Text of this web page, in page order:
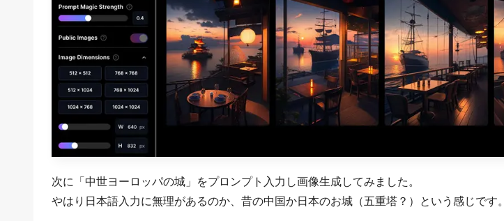
次に「中世ヨーロッパの城」をプロンプト入力し画像生成してみました。
やはり日本語入力に無理があるのか、昔の中国か日本のお城（五重塔？）という感じです。